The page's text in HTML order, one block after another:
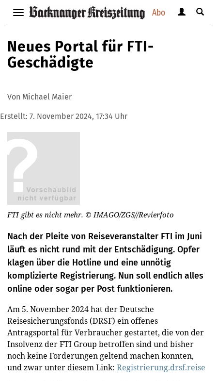
Abo
Navigation
anzeigen
verbergen
anzeigen
Suche
Neues Portal für FTI-
Geschädigte
Von Michael Maier
Erstellt: 7. November 2024, 17:34 Uhr
FTI gibt es nicht mehr. © IMAGO/ZGS//Revierfoto
Nach der Pleite von Reiseveranstalter FTI im Juni
läuft es nicht rund mit der Entschädigung. Opfer
klagen über die Hotline und eine unnötig
komplizierte Registrierung. Nun soll endlich alles
online oder sogar per Post funktionieren.
Am 5. November 2024 hat der Deutsche
Reisesicherungsfonds (DRSF) ein offenes
Antragsportal für Verbraucher gestartet, die von der
Insolvenz der FTI Group betroffen sind und bisher
noch keine Forderungen geltend machen konnten,
und zwar unter diesem Link: Registrierung.drsf.reise